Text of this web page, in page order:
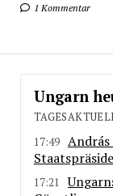
1 Kommentar
Ungarn
17:49 András
17:21